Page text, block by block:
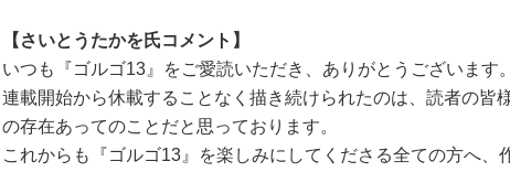
【さいとうたかを氏コメント】
いつも『ゴルゴ13』をご愛読いただき、ありがとうございます。
連載開始から休載することなく描き続けられたのは、読者の皆
の存在あってのことだと思っております。
これからも『ゴルゴ13』を楽しみにしてくださる全ての方へ、